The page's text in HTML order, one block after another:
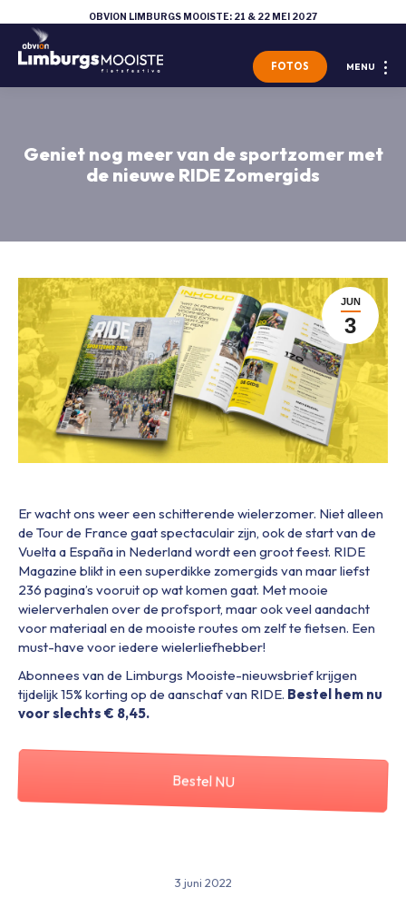
OBVION LIMBURGS MOOISTE: 21 & 22 MEI 2027
MENU
FOTOS
Geniet nog meer van de sportzomer met
de nieuwe RIDE Zomergids
JUN
3
Er wacht ons weer een schitterende wielerzomer. Niet alleen
de Tour de France gaat spectaculair zijn, ook de start van de
Vuelta a España in Nederland wordt een groot feest. RIDE
Magazine blikt in een superdikke zomergids van maar liefst
236 pagina’s vooruit op wat komen gaat. Met mooie
wielerverhalen over de profsport, maar ook veel aandacht
voor materiaal en de mooiste routes om zelf te fietsen. Een
must-have voor iedere wielerliefhebber!
Abonnees van de Limburgs Mooiste-nieuwsbrief krijgen
tijdelijk 15% korting op de aanschaf van RIDE. Bestel hem nu
voor slechts € 8,45.
Bestel NU
3 juni 2022